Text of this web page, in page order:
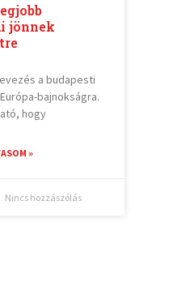
jönnek
a budapesti
bajnokságra.
hogy
»
Nincs hozzászólás